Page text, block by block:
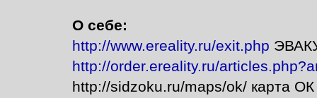
О себе:
http://www.ereality.ru/exit.php
http://order.ereality.ru/
http://sidzoku.ru/maps/ok/ карта ОК